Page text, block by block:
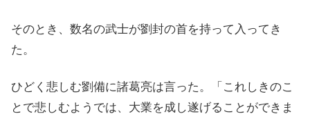
そのとき、数名の武士が劉封の首を持って入ってき
た。
ひどく悲しむ劉備に諸葛亮は言った。「これしきのこ
とで悲しむようでは、大業を成し遂げることができま